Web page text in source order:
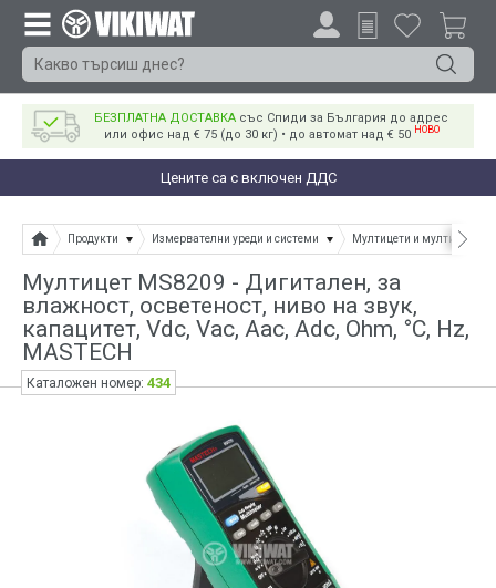
БЕЗПЛАТНА ДОСТАВКА със Спиди за България до адрес
или офис над € 75 (до 30 кг) • до автомат над € 50 НОВО
Цените са с включен ДДС
Продукти Измервателни уреди и системи Мултицети и мултимери
Мултицет MS8209 - Дигитален, за
влажност, осветеност, ниво на звук,
капацитет, Vdc, Vac, Aac, Adc, Ohm, °C, Hz,
MASTECH
Каталожен номер: 434